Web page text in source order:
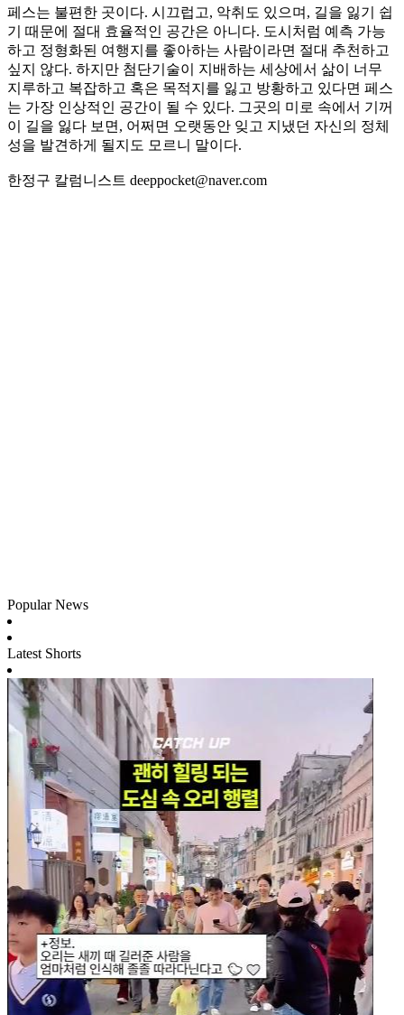
페스는 불편한 곳이다. 시끄럽고, 악취도 있으며, 길을 잃기 쉽
기 때문에 절대 효율적인 공간은 아니다. 도시처럼 예측 가능
하고 정형화된 여행지를 좋아하는 사람이라면 절대 추천하고
싶지 않다. 하지만 첨단기술이 지배하는 세상에서 삶이 너무
지루하고 복잡하고 혹은 목적지를 잃고 방황하고 있다면 페스
는 가장 인상적인 공간이 될 수 있다. 그곳의 미로 속에서 기꺼
이 길을 잃다 보면, 어쩌면 오랫동안 잊고 지냈던 자신의 정체
성을 발견하게 될지도 모르니 말이다.
한정구 칼럼니스트 deeppocket@naver.com
Popular News
Latest Shorts